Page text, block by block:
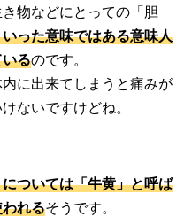
物などにとっての「胆
った意味ではある意味人
るのです。
に出来てしまうと痛みが
ないですけどね。
ついては「牛黄」と呼ば
れるそうです。